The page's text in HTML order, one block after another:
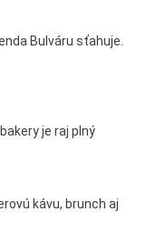
Bulváru sťahuje.
je raj plný
kávu, brunch aj